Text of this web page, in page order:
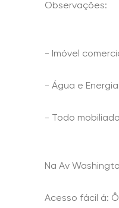
Observações:
- Imóvel
- Água e
- Todo
Na Av
Acesso fácil á: